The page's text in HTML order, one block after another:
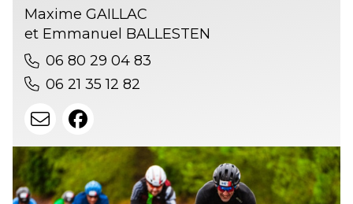
Maxime GAILLAC
et Emmanuel BALLESTEN
06 80 29 04 83
06 21 35 12 82